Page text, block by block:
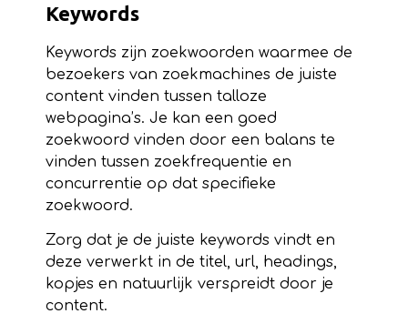
Keywords
Keywords zijn zoekwoorden waarmee de
bezoekers van zoekmachines de juiste
content vinden tussen talloze
webpagina’s. Je kan een goed
zoekwoord vinden door een balans te
vinden tussen zoekfrequentie en
concurrentie op dat specifieke
zoekwoord.
Zorg dat je de juiste keywords vindt en
deze verwerkt in de titel, url, headings,
kopjes en natuurlijk verspreidt door je
content.